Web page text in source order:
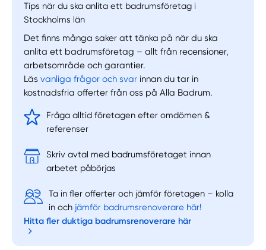
Tips när du ska anlita ett badrumsföretag i
Stockholms län
Det finns många saker att tänka på när du ska
anlita ett badrumsföretag – allt från recensioner,
arbetsområde och garantier.
Läsvanliga frågor och svar innan du tar in
kostnadsfria offerter från oss på Alla Badrum.
Fråga alltid företagen efter omdömen &
referenser
Skriv avtal med badrumsföretaget innan
arbetet påbörjas
Ta in fler offerter och jämför företagen – kolla
in och jämför badrumsrenoverare här!
Hitta fler duktiga badrumsrenoverare här